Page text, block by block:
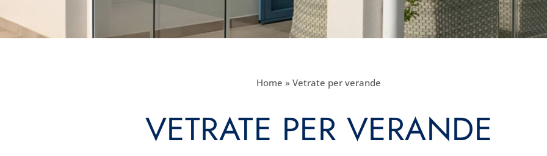
Home » Vetrate per verande
VETRATE PER VERANDE